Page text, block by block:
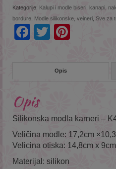
Kategorije: Kalupi i modle biseri, kanapi,
bordure Modle silikonske, veineri Sve za
Facebook
Twitter
Opis
Opis
Silikonska modla karneri –
Veličina modle: 17,2cm
Velicina otiska: 14,8cm x 9cm
Materijal: silikon